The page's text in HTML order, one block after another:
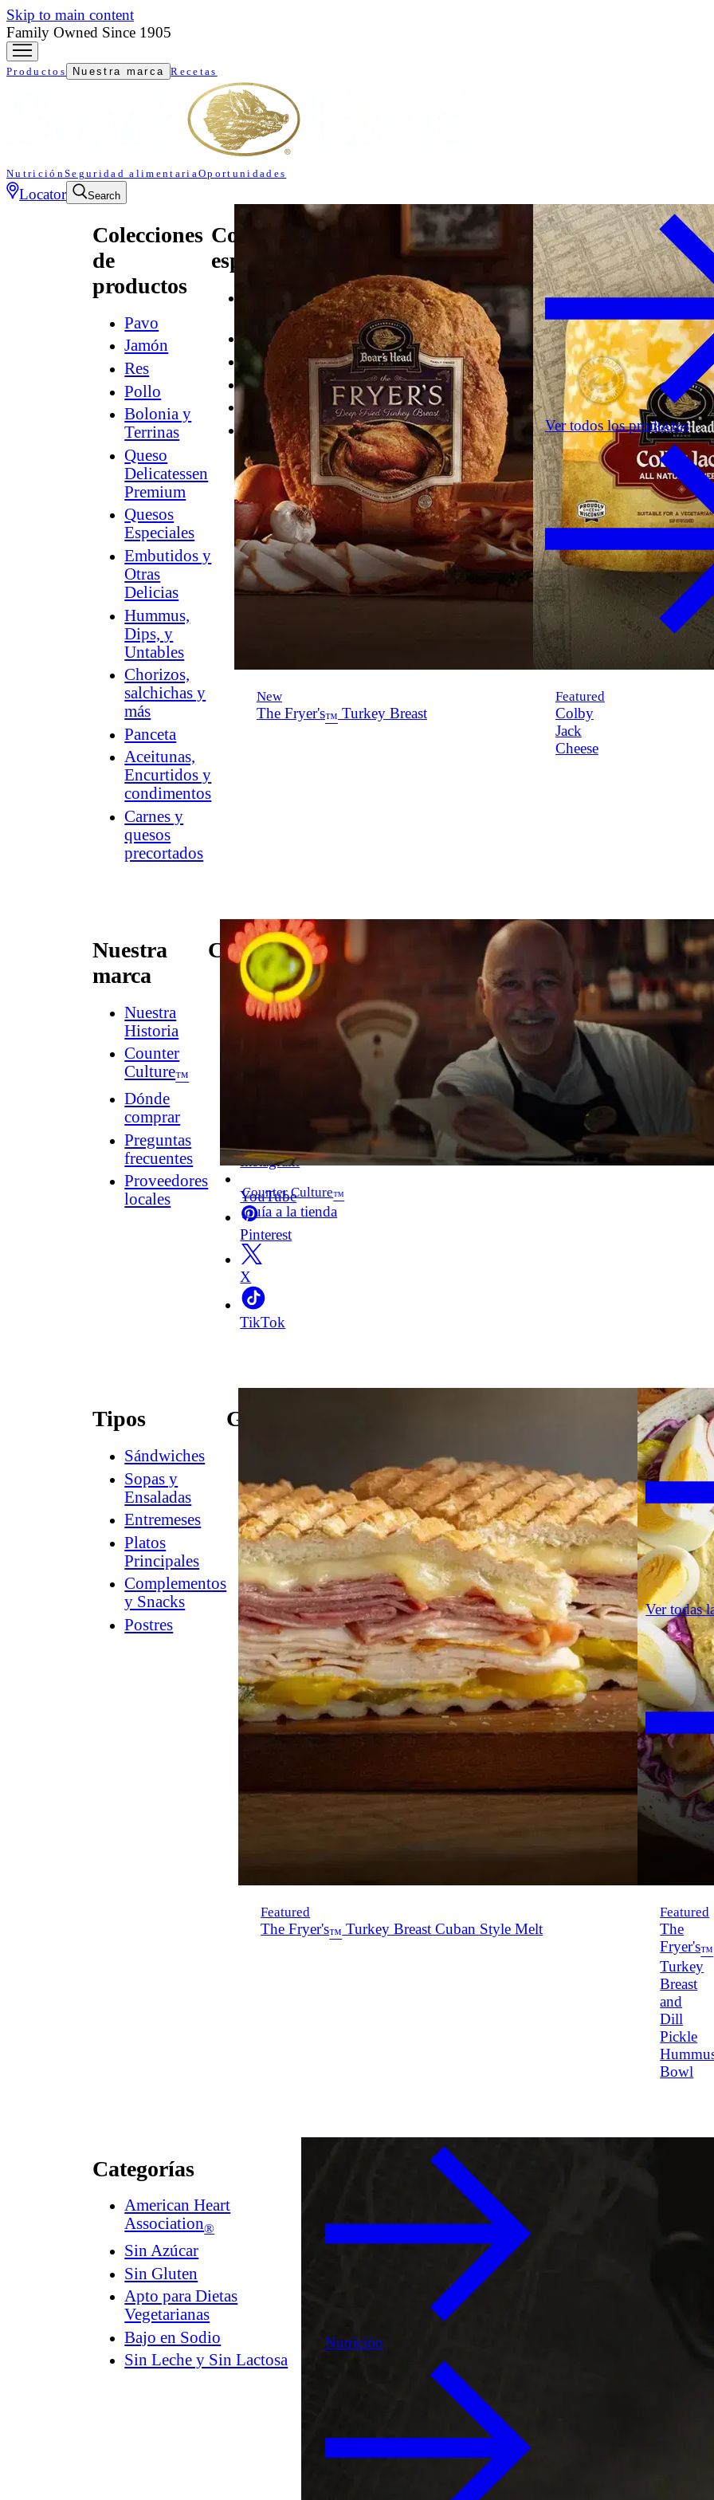
Skip to main content
Family Owned Since 1905
Productos Nuestra marca Recetas
NutriciónSeguridad alimentariaOportunidades
Locator Search
Colecciones
de
productos
Pavo
Jamón
Res
Pollo
Bolonia y
Terrinas
Queso
Delicatessen
Premium
Quesos
Especiales
Embutidos y
Otras
Delicias
Hummus,
Dips, y
Untables
Chorizos,
salchichas y
más
Panceta
Aceitunas,
Encurtidos y
condimentos
Carnes y
quesos
precortados
Colecciones
especializadas
Natural*
Audacia
Desayuno
Parrilla
Hummus
Snacks
New
The Fryer's™ Turkey Breast
Featured
Colby
Jack
Cheese
Ver todos los productos
Nuestra
marca
Nuestra
Historia
Counter
Culture™
Dónde
comprar
Preguntas
frecuentes
Proveedores
locales
Conectar
Contacto
Newsletter
Instagram
YouTube
Pinterest
X
TikTok
Counter Culture™
Guía a la tienda
Tipos
Sándwiches
Sopas y
Ensaladas
Entremeses
Platos
Principales
Complementos
y Snacks
Postres
Guías
Charcuterie®
Counter
Culture™
Guía
a
la
tienda
Featured
The Fryer's™ Turkey Breast Cuban Style Melt
Featured
The
Fryer's™
Turkey
Breast
and
Dill
Pickle
Bowl
Ver todas
Categorías
American Heart
Association®
Sin Azúcar
Sin Gluten
Apto para Dietas
Vegetarianas
Bajo en Sodio
Sin Leche y Sin Lactosa
Nutrición